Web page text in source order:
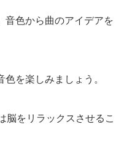
音色から曲のアイデアを
を楽しみましょう。
脳をリラックスさせるこ